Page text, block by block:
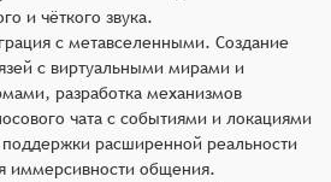
и чёткого звука.
с метавселенными. Создание
с виртуальными мирами и
разработка механизмов
чата с событиями и локациями
расширенной реальности
иммерсивности общения.